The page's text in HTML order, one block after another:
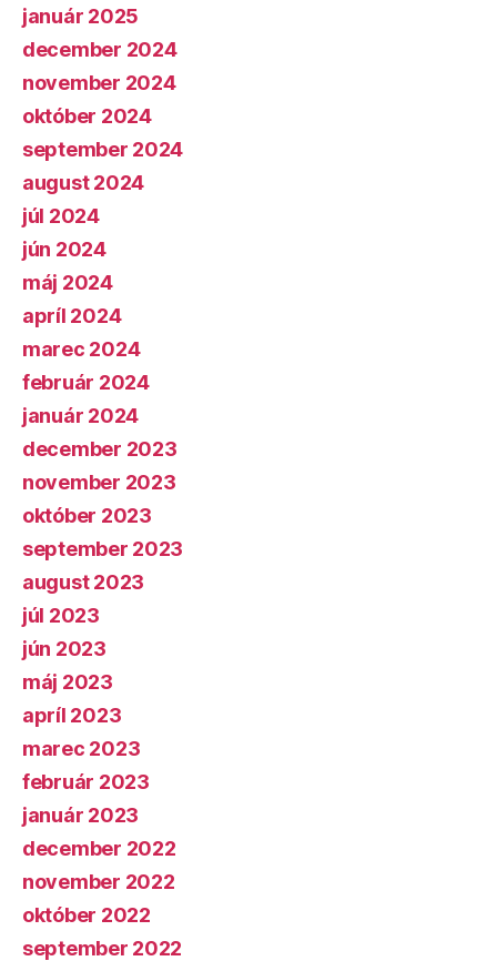
január 2025
december 2024
november 2024
október 2024
september 2024
august 2024
júl 2024
jún 2024
máj 2024
apríl 2024
marec 2024
február 2024
január 2024
december 2023
november 2023
október 2023
september 2023
august 2023
júl 2023
jún 2023
máj 2023
apríl 2023
marec 2023
február 2023
január 2023
december 2022
november 2022
október 2022
september 2022